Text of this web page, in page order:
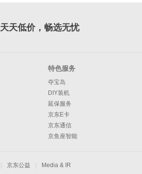
天天低价，畅选无忧
特色服务
夺宝岛
DIY装机
延保服务
京东E卡
京东通信
京鱼座智能
京东公益 Media & IR